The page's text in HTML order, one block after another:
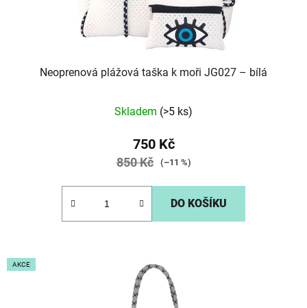
Neoprenová plážová taška k moři JG027 – bílá
Skladem (>5 ks)
750 Kč
850 Kč (–11 %)
DO KOŠÍKU
AKCE